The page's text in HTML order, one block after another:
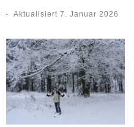
- Aktualisiert 7. Januar 2026